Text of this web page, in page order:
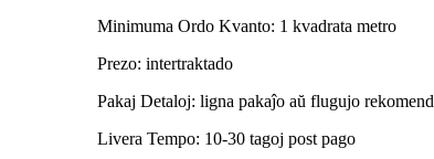
Minimuma Ordo Kvanto: 1 kvadrata metro
Prezo: intertraktado
Pakaj Detaloj: ligna pakaĵo aŭ flugujo
Livera Tempo: 10-30 tagoj post pago